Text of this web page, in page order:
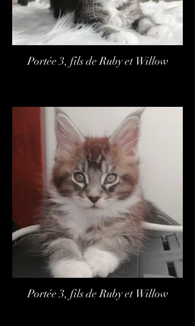
Portée 3, fils de Ruby et Willow
Portée 3, fils de Ruby et Willow